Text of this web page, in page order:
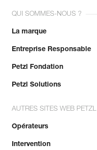
QUI SOMMES-NOUS ?
La marque
Entreprise Responsable
Petzl Fondation
Petzl Solutions
AUTRES SITES WEB PETZL
Opérateurs
Intervention